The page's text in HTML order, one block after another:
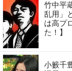
竹中平
乱用」
は高プ
た！】
小籔千